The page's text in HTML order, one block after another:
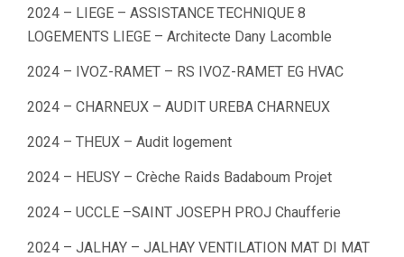
2024 – LIEGE – ASSISTANCE TECHNIQUE 8
LOGEMENTS LIEGE – Architecte Dany Lacomble
2024 – IVOZ-RAMET – RS IVOZ-RAMET EG HVAC
2024 – CHARNEUX – AUDIT UREBA CHARNEUX
2024 – THEUX – Audit logement
2024 – HEUSY – Crèche Raids Badaboum Projet
2024 – UCCLE –SAINT JOSEPH PROJ Chaufferie
2024 – JALHAY – JALHAY VENTILATION MAT DI MAT